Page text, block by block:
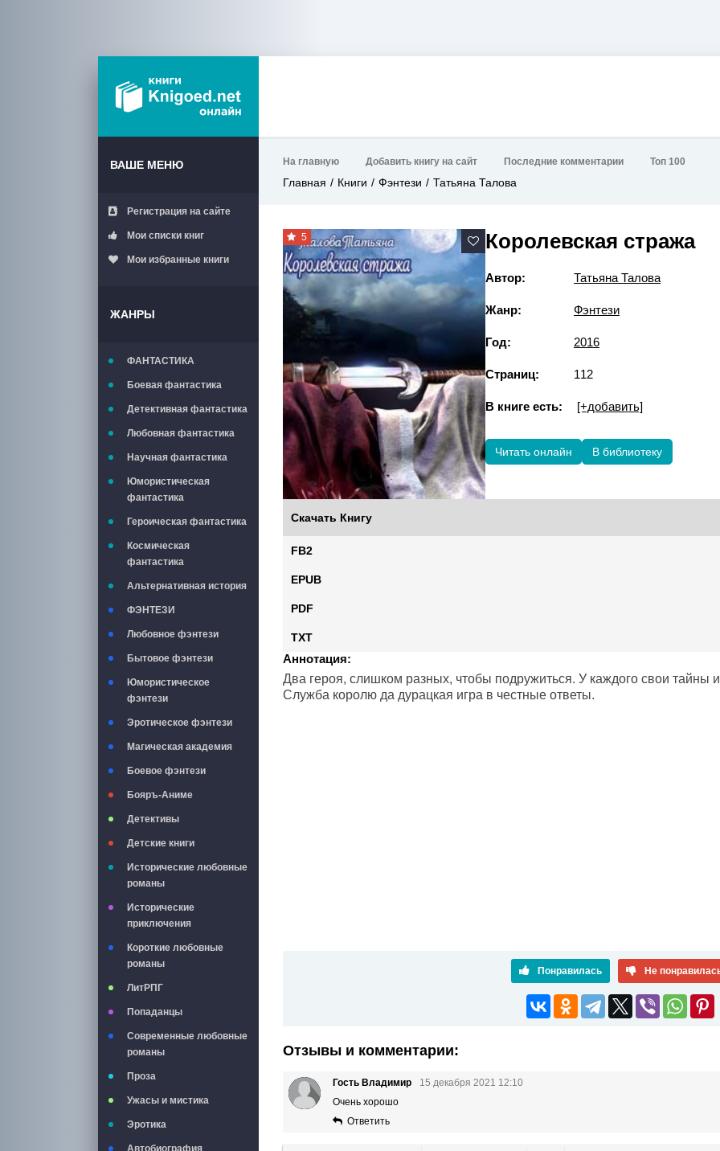
ВАШЕ МЕНЮ
Регистрация на сайте
Мои списки книг
Мои избранные книги
ЖАНРЫ
ФАНТАСТИКА
Боевая фантастика
Детективная фантастика
Любовная фантастика
Научная фантастика
Юмористическая
фантастика
Героическая фантастика
Космическая
фантастика
Альтернативная история
ФЭНТЕЗИ
Любовное фэнтези
Бытовое фэнтези
Юмористическое
фэнтези
Эротическое фэнтези
Магическая академия
Боевое фэнтези
Бояръ-Аниме
Детективы
Детские книги
Исторические любовные
романы
Исторические
приключения
Короткие любовные
романы
ЛитРПГ
Попаданцы
Современные любовные
романы
Проза
Ужасы и мистика
Эротика
Автобиография
На главную Добавить книгу на сайт Последние комментарии Топ 100
Главная Книги Фэнтези Татьяна Талова
5 Королевская стража
Автор: Татьяна Талова
Жанр: Фэнтези
Год: 2016
Страниц: 112
В книге есть: [+добавить]
Читать онлайн В библиотеку
Скачать Книгу
FB2
EPUB
PDF
TXT
Аннотация:
Два героя, слишком разных, чтобы подружиться. У каждого свои тайны
Служба королю да дурацкая игра в честные ответы.
Понравилась Не
Отзывы и комментарии:
Гость Владимир
15 декабря 2021 12:10
Очень хорошо
Ответить